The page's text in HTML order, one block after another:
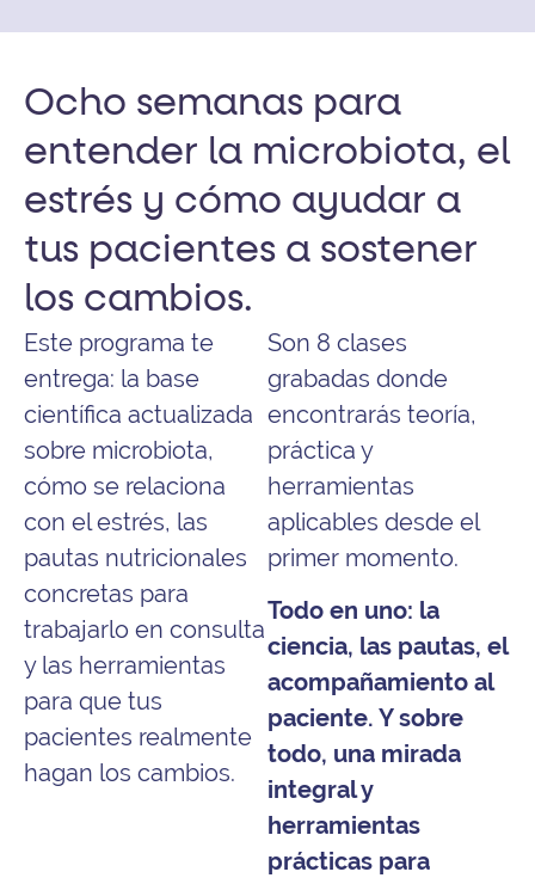
Ocho semanas para
entender la microbiota, el
estrés y cómo ayudar a
tus pacientes a sostener
los cambios.
Este programa te
entrega: la base
científica actualizada
sobre microbiota,
cómo se relaciona
con el estrés, las
pautas nutricionales
concretas para
trabajarlo en consulta
y las herramientas
para que tus
pacientes realmente
hagan los cambios.
Son 8 clases
grabadas donde
encontrarás teoría,
práctica y
herramientas
aplicables desde el
primer momento.
Todo en uno: la
ciencia, las pautas, el
acompañamiento al
paciente. Y sobre
todo, una mirada
integral y
herramientas
prácticas para